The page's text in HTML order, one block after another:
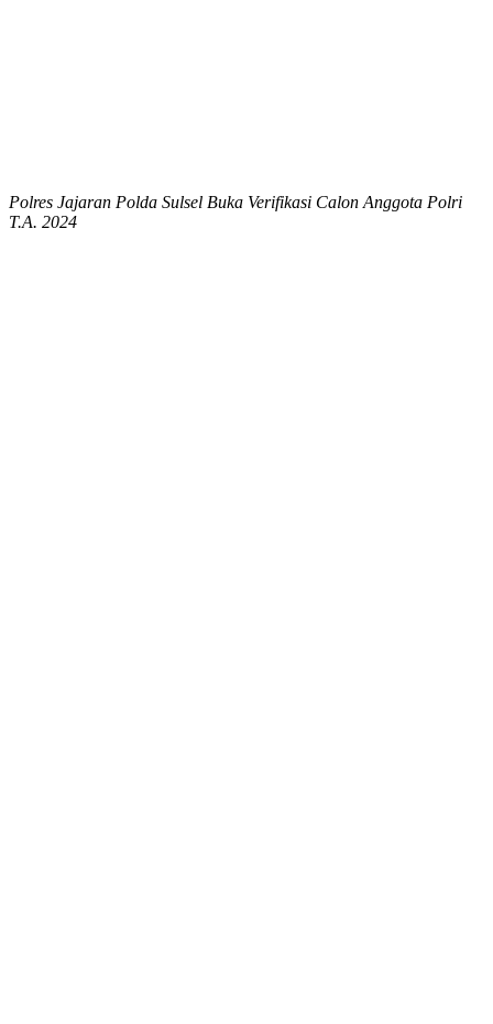
Polres Jajaran Polda Sulsel Buka Verifikasi Calon Anggota Polri
T.A. 2024